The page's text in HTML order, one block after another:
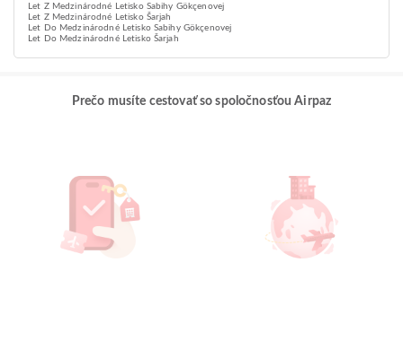
Let Z Medzinárodné Letisko Sabihy Gökçenovej
Let Z Medzinárodné Letisko Šarjah
Let Do Medzinárodné Letisko Sabihy Gökçenovej
Let Do Medzinárodné Letisko Šarjah
Prečo musíte cestovať so spoločnosťou Airpaz